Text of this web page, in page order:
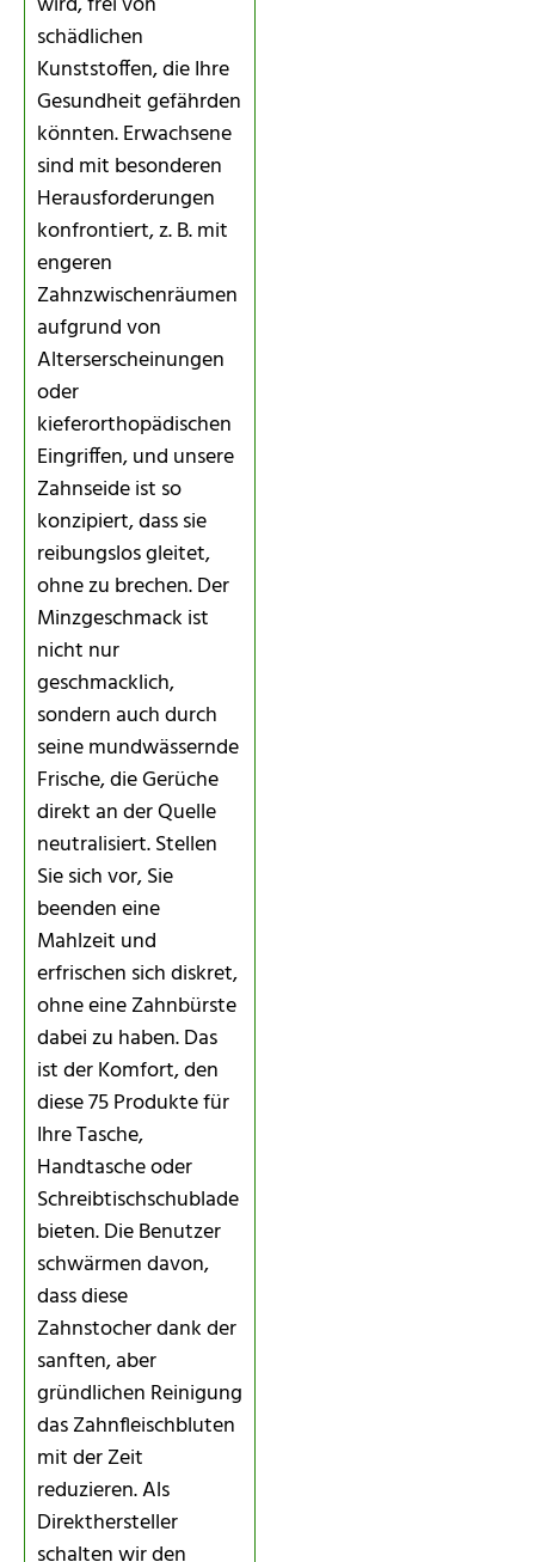
schädlichen
Kunststoffen, die Ihre
Gesundheit gefährden
könnten. Erwachsene
sind mit besonderen
Herausforderungen
konfrontiert, z. B. mit
engeren
Zahnzwischenräumen
aufgrund von
Alterserscheinungen
oder
kieferorthopädischen
Eingriffen, und unsere
Zahnseide ist so
konzipiert, dass sie
reibungslos gleitet,
ohne zu brechen. Der
Minzgeschmack ist
nicht nur
geschmacklich,
sondern auch durch
seine mundwässernde
Frische, die Gerüche
direkt an der Quelle
neutralisiert. Stellen
Sie sich vor, Sie
beenden eine
Mahlzeit und
erfrischen sich diskret,
ohne eine Zahnbürste
dabei zu haben. Das
ist der Komfort, den
diese 75 Produkte für
Ihre Tasche,
Handtasche oder
Schreibtischschublade
bieten. Die Benutzer
schwärmen davon,
dass diese
Zahnstocher dank der
sanften, aber
gründlichen Reinigung
das Zahnfleischbluten
mit der Zeit
reduzieren. Als
Direkthersteller